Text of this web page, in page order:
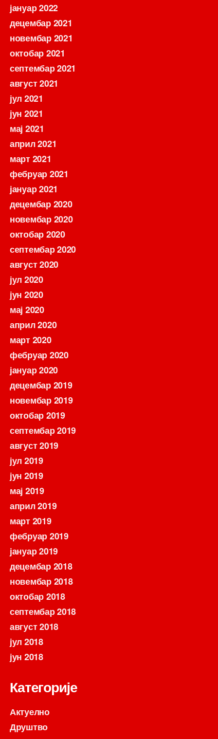
јануар 2022
децембар 2021
новембар 2021
октобар 2021
септембар 2021
август 2021
јул 2021
јун 2021
мај 2021
април 2021
март 2021
фебруар 2021
јануар 2021
децембар 2020
новембар 2020
октобар 2020
септембар 2020
август 2020
јул 2020
јун 2020
мај 2020
април 2020
март 2020
фебруар 2020
јануар 2020
децембар 2019
новембар 2019
октобар 2019
септембар 2019
август 2019
јул 2019
јун 2019
мај 2019
април 2019
март 2019
фебруар 2019
јануар 2019
децембар 2018
новембар 2018
октобар 2018
септембар 2018
август 2018
јул 2018
јун 2018
Категорије
Актуелно
Друштво